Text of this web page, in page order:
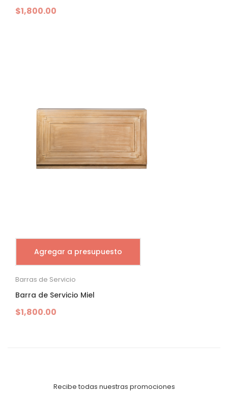
$1,800.00
Agregar a presupuesto
Barras de Servicio
Barra de Servicio Miel
$1,800.00
Recibe todas nuestras promociones